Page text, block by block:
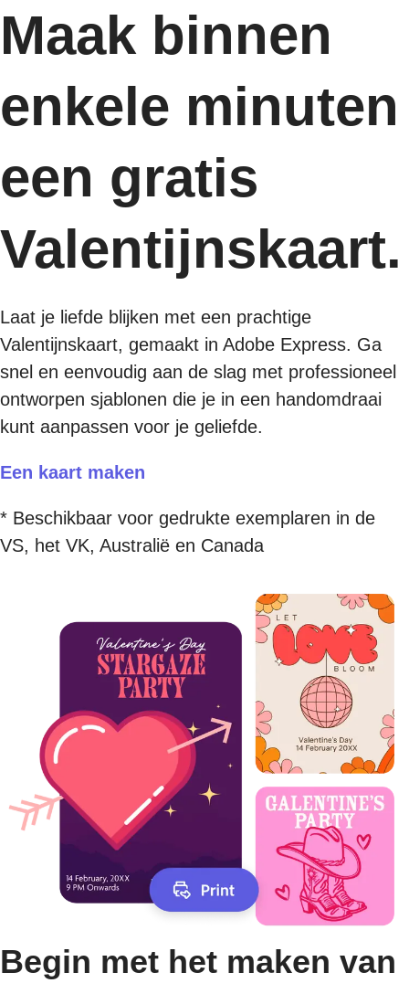
Maak binnen
enkele minuten
een gratis
Valentijnskaart.
Laat je liefde blijken met een prachtige
Valentijnskaart, gemaakt in Adobe Express. Ga
snel en eenvoudig aan de slag met professioneel
ontworpen sjablonen die je in een handomdraai
kunt aanpassen voor je geliefde.
Een kaart maken
* Beschikbaar voor gedrukte exemplaren in de
VS, het VK, Australië en Canada
Begin met het maken van